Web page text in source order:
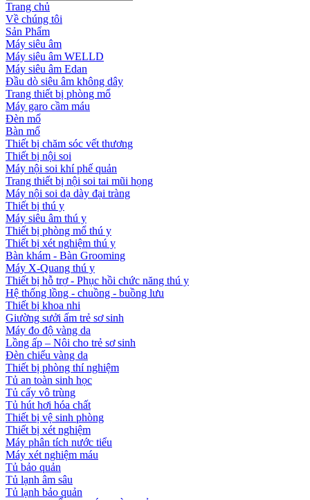
Trang chủ
Về chúng tôi
Sản Phẩm
Máy siêu âm
Máy siêu âm WELLD
Máy siêu âm Edan
Đầu dò siêu âm không dây
Trang thiết bị phòng mổ
Máy garo cầm máu
Đèn mổ
Bàn mổ
Thiết bị chăm sóc vết thương
Thiết bị nội soi
Máy nội soi khí phế quản
Trang thiết bị nội soi tai mũi họng
Máy nội soi dạ dày đại tràng
Thiết bị thú y
Máy siêu âm thú y
Thiết bị phòng mổ thú y
Thiết bị xét nghiệm thú y
Bàn khám - Bàn Grooming
Máy X-Quang thú y
Thiết bị hỗ trợ - Phục hồi chức năng thú y
Hệ thống lồng - chuồng - buồng lưu
Thiết bị khoa nhi
Giường sưởi ấm trẻ sơ sinh
Máy đo độ vàng da
Lồng ấp – Nôi cho trẻ sơ sinh
Đèn chiếu vàng da
Thiết bị phòng thí nghiệm
Tủ an toàn sinh học
Tủ cấy vô trùng
Tủ hút hơi hóa chất
Thiết bị vệ sinh phòng
Thiết bị xét nghiệm
Máy phân tích nước tiểu
Máy xét nghiệm máu
Tủ bảo quản
Tủ lạnh âm sâu
Tủ lạnh bảo quản